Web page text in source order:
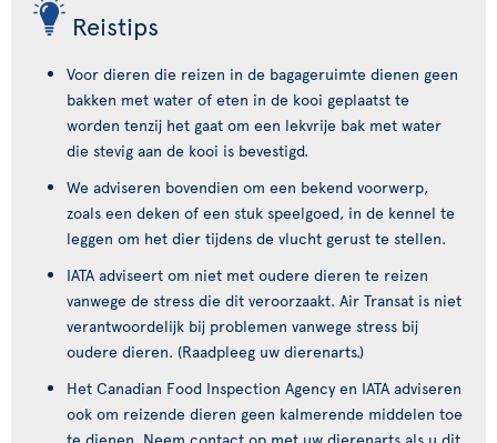
Reistips
Voor dieren die reizen in de bagageruimte dienen geen
bakken met water of eten in de kooi geplaatst te
worden tenzij het gaat om een lekvrije bak met water
die stevig aan de kooi is bevestigd.
We adviseren bovendien om een bekend voorwerp,
zoals een deken of een stuk speelgoed, in de kennel te
leggen om het dier tijdens de vlucht gerust te stellen.
IATA adviseert om niet met oudere dieren te reizen
vanwege de stress die dit veroorzaakt. Air Transat is niet
verantwoordelijk bij problemen vanwege stress bij
oudere dieren. (Raadpleeg uw dierenarts.)
Het Canadian Food Inspection Agency en IATA adviseren
ook om reizende dieren geen kalmerende middelen toe